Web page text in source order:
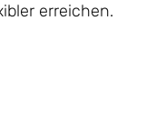
erreichen.